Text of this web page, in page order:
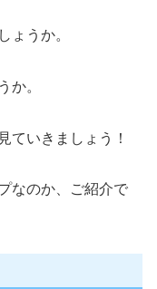
ょうか。
か。
ていきましょう！
なのか、ご紹介で